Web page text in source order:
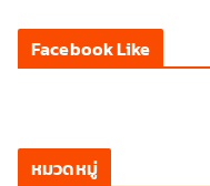
Facebook Like
หมวดหมู่